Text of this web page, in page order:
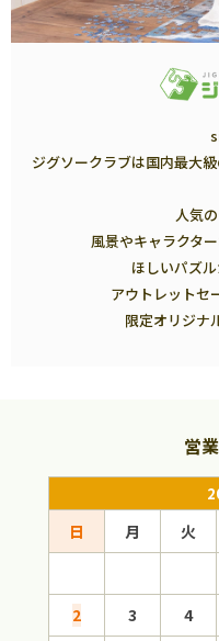
ジグソークラブは国内最大
人気
風景やキャラクタ
ほしいパズ
アウトレットセ
限定オリジナ
営
日 月 火
2
3 4